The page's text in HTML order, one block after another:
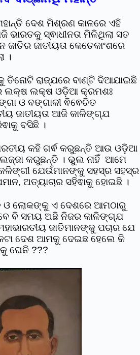
ଦେଶ ମିଶ୍ରଣ କାଳରେ ଏହି
ଭାରତକୁ ସ୍ଵାଧୀନତା ମିଳିଥିଲା ସତ
ଜାତୀୟତା କେତେକାଂଶରେ
।
ରାଜ୍ଯରେ ବାଣ୍ଟି ଦିଆଯାଇଛି
ଲକ୍ଷ ଲକ୍ଷ ଓଡ଼ିଆ କ୍ରମଶଃ
ଓ ବଙ୍ଗାଳୀ ଵିଵେଚିତ
ଜାତୀୟତା ଆଜି କାଳିଙ୍ଗ୍ଯ
ବସିଛି ।
କହି ଗର୍ଵ କରୁଛନ୍ତି ଆଉ ଓଡ଼ିଆ
କରୁଛନ୍ତି । ଭୁଲ ନାହିଁ ଆମେ
ଯେଉଁମାନଙ୍କୁ ସହସ୍ର ସହସ୍ର
ଅତ୍ୟାଚାର ସହିଵାକୁ ହୋଇଛି ।
ଲୋକଙ୍କୁ ଏ ଦେଶରେ ଆମଠାରୁ
ବି ସମୟ ଅଛି ନିଜର କାଳିଙ୍ଗ୍ଯ
ଜାତିମାନଙ୍କୁ ପଚାର ଯେ
ଦେଶ ଆମକୁ ଦେଇଛ ହେଲେ କି
ଘେନି ???